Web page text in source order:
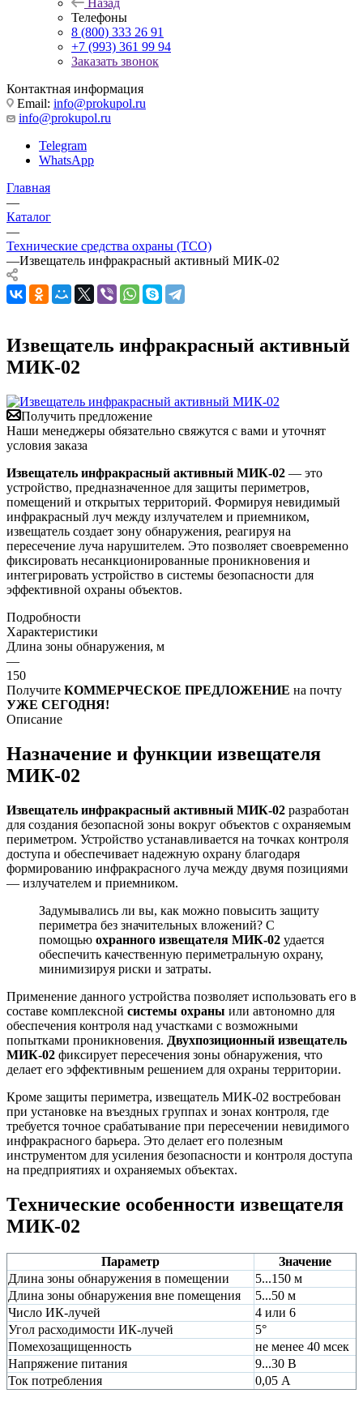
Назад
Телефоны
8 (800) 333 26 91
+7 (993) 361 99 94
Заказать звонок
Контактная информация
Email: info@prokupol.ru
info@prokupol.ru
Telegram
WhatsApp
Главная
—
Каталог
—
Технические средства охраны (ТСО)
—Извещатель инфракрасный активный МИК-02
Извещатель инфракрасный активный
МИК-02
Получить предложение
Наши менеджеры обязательно свяжутся с вами и уточнят
условия заказа
Извещатель инфракрасный активный МИК-02 — это
устройство, предназначенное для защиты периметров,
помещений и открытых территорий. Формируя невидимый
инфракрасный луч между излучателем и приемником,
извещатель создает зону обнаружения, реагируя на
пересечение луча нарушителем. Это позволяет своевременно
фиксировать несанкционированные проникновения и
интегрировать устройство в системы безопасности для
эффективной охраны объектов.
Подробности
Характеристики
Длина зоны обнаружения, м
—
150
Получите КОММЕРЧЕСКОЕ ПРЕДЛОЖЕНИЕ на почту
УЖЕ СЕГОДНЯ!
Описание
Назначение и функции извещателя
МИК-02
Извещатель инфракрасный активный МИК-02 разработан
для создания безопасной зоны вокруг объектов с охраняемым
периметром. Устройство устанавливается на точках контроля
доступа и обеспечивает надежную охрану благодаря
формированию инфракрасного луча между двумя позициями
— излучателем и приемником.
Задумывались ли вы, как можно повысить защиту
периметра без значительных вложений? С
помощью охранного извещателя МИК-02 удается
обеспечить качественную периметральную охрану,
минимизируя риски и затраты.
Применение данного устройства позволяет использовать его в
составе комплексной системы охраны или автономно для
обеспечения контроля над участками с возможными
попытками проникновения. Двухпозиционный извещатель
МИК-02 фиксирует пересечения зоны обнаружения, что
делает его эффективным решением для охраны территории.
Кроме защиты периметра, извещатель МИК-02 востребован
при установке на въездных группах и зонах контроля, где
требуется точное срабатывание при пересечении невидимого
инфракрасного барьера. Это делает его полезным
инструментом для усиления безопасности и контроля доступа
на предприятиях и охраняемых объектах.
Технические особенности извещателя
МИК-02
Параметр
Значение
Длина зоны обнаружения в помещении
5...150 м
Длина зоны обнаружения вне помещения
5...50 м
Число ИК-лучей
4 или 6
Угол расходимости ИК-лучей
5°
Помехозащищенность
не менее 40 мсек
Напряжение питания
9...30 В
Ток потребления
0,05 А